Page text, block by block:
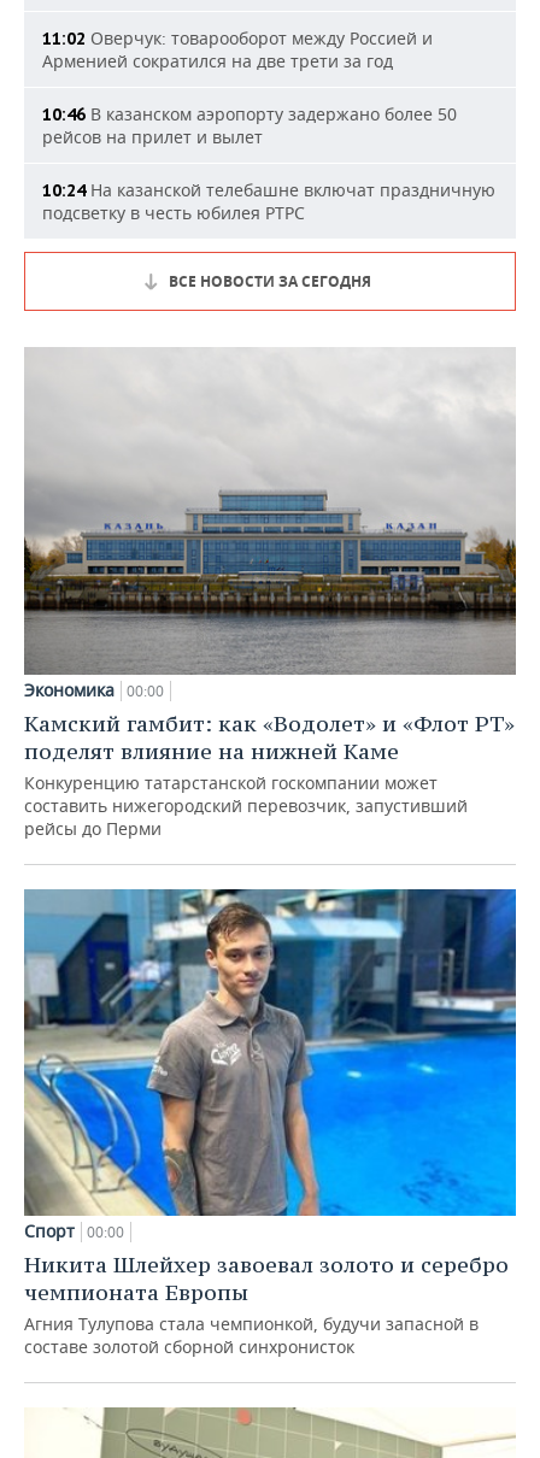
11:02 Оверчук: товарооборот между Россией и
Арменией сократился на две трети за год
10:46 В казанском аэропорту задержано более 50
рейсов на прилет и вылет
10:24На казанской телебашне включат праздничную
подсветку в честь юбилея РТРС
ВСЕ НОВОСТИ ЗА СЕГОДНЯ
Экономика 00:00
Камский гамбит: как «Водолет» и «Флот РТ»
поделят влияние на нижней Каме
Конкуренцию татарстанской госкомпании может
составить нижегородский перевозчик, запустивший
рейсы до Перми
Спорт 00:00
Никита Шлейхер завоевал золото и серебро
чемпионата Европы
Агния Тулупова стала чемпионкой, будучи запасной в
составе золотой сборной синхронисток